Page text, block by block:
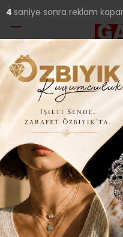
Ana Sayfa›Yerel Haberler
PROJESİ
3 saniye sonra reklam